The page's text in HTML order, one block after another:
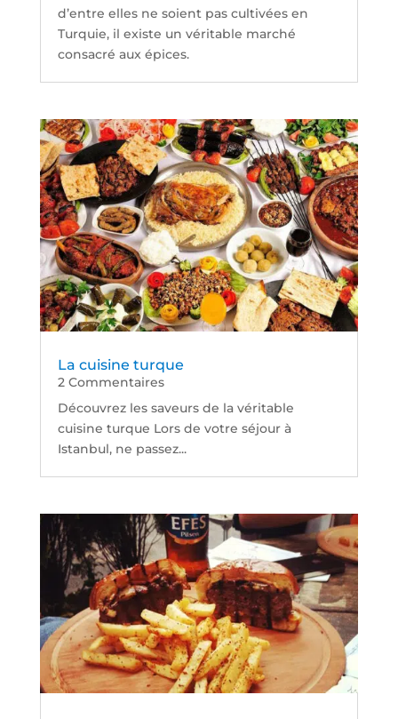
d’entre elles ne soient pas cultivées en
Turquie, il existe un véritable marché
consacré aux épices.
La cuisine turque
2 Commentaires
Découvrez les saveurs de la véritable
cuisine turque Lors de votre séjour à
Istanbul, ne passez...